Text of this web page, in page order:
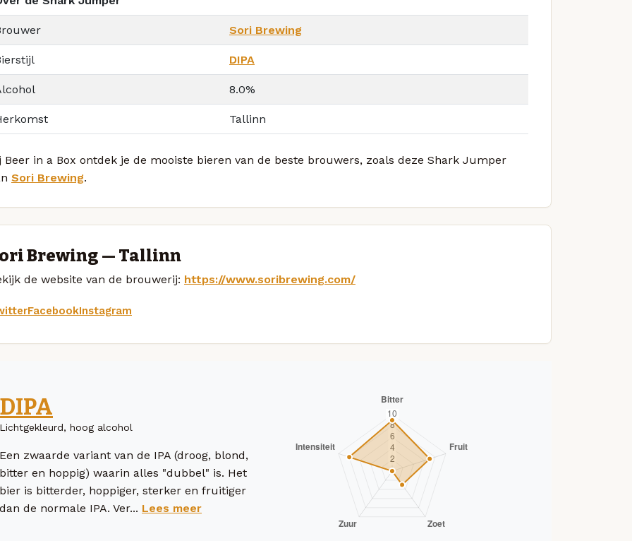
Sori Brewing
DIPA
8.0%
Tallinn
Beer in a Box ontdek je de mooiste bieren van de beste brouwers, zoals deze Shark Jumper
Sori Brewing.
Brewing — Tallinn
de website van de brouwerij: https://www.soribrewing.com/
FacebookInstagram
DIPA
Lichtgekleurd, hoog alcohol
Een zwaarde variant van de IPA (droog, blond,
bitter en hoppig) waarin alles "dubbel" is. Het
bier is bitterder, hoppiger, sterker en fruitiger
dan de normale IPA. Ver... Lees meer